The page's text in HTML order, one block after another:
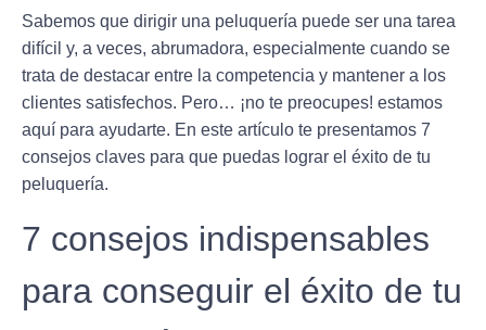
Sabemos que dirigir una peluquería puede ser una tarea
difícil y, a veces, abrumadora, especialmente cuando se
trata de destacar entre la competencia y mantener a los
clientes satisfechos. Pero… ¡no te preocupes! estamos
aquí para ayudarte. En este artículo te presentamos 7
consejos claves para que puedas lograr el éxito de tu
peluquería.
7 consejos indispensables
para conseguir el éxito de tu